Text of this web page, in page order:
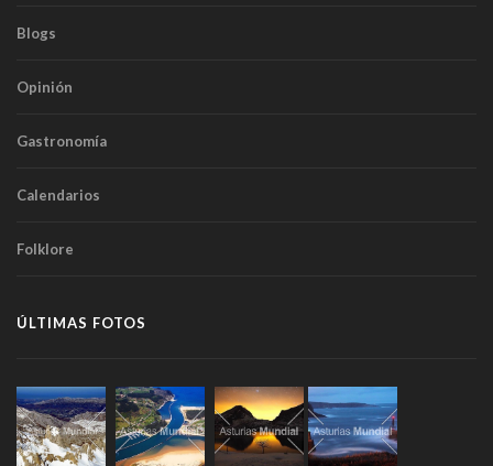
Blogs
Opinión
Gastronomía
Calendarios
Folklore
ÚLTIMAS FOTOS